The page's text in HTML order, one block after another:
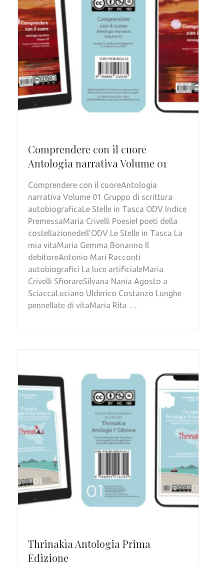
Comprendere con il cuore
Antologia narrativa Volume 01
Comprendere con il cuoreAntologia
narrativa Volume 01 Gruppo di scrittura
autobiograficaLe Stelle in Tasca ODV Indice
PremessaMaria Crivelli PoesieI poeti della
costellazionedell’ODV Le Stelle in Tasca La
mia vitaMaria Gemma Bonanno Il
debitoreAntonio Mari Racconti
autobiografici La luce artificialeMaria
Crivelli SfiorareSilvana Nania Agosto a
SciaccaLuciano Ulderico Costanzo Lunghe
pennellate di vitaMaria Rita …
Thrinakìa Antologia Prima
Edizione